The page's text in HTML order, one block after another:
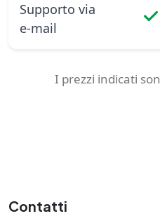
Supporto via
e‑mail
I prezzi indicati
Contatti